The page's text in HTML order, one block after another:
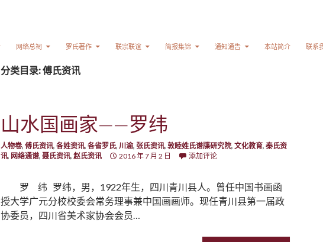
网络总祠 罗氏著作 联宗联谊 简报集锦 通知通告 本站简介 联系
分类目录: 傅氏资讯
山水国画家——罗纬
人物卷, 傅氏资讯, 各姓资讯, 各省罗氏, 川渝, 张氏资讯, 敦睦姓氏谱牒研究院, 文化教育, 秦氏资
讯, 网络通谱, 聂氏资讯, 赵氏资讯 2016 年 7 月 2 日 添加评论
罗 纬 罗纬，男，1922年生，四川青川县人。曾任中国书画函
授大学广元分校校委会常务理事兼中国画画师。现任青川县第一届政
协委员，四川省美术家协会会员…